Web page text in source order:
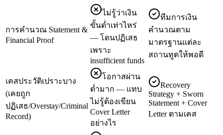
การคำนวณ Statement &
Financial Proof
ไม่รู้ว่าเงิน
ขั้นต่ำเท่าไหร่
— โดนปฏิเสธ
เพราะ
insufficient funds
ทีมการเงิน
คำนวณตาม
มาตรฐานแต่ละ
สถานทูตให้พอดี
เคสประวัติเปราะบาง
(เคยถูก
ปฏิเสธ/Overstay/Criminal
Record)
โอกาสผ่าน
ต่ำมาก — แทบ
ไม่รู้ต้องเขียน
Cover Letter
อย่างไร
Recovery
Strategy + Sworn
Statement + Cover
Letter ตามเคส